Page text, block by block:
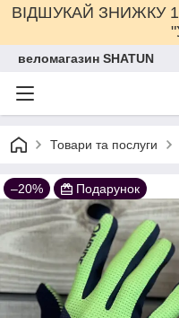
ВІДШУКАЙ ЗНИЖКУ
веломагазин SHATUN
Товари та послуги
–20% Подарунок